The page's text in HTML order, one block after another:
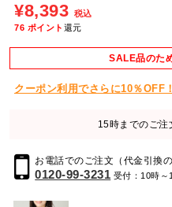
¥8,393 税込
76 ポイント 還元
SALE品のた
クーポン利用でさらに10％OFF
15時までのご注
お電話でのご注文（代金引換の
0120-99-3231 受付：10時～